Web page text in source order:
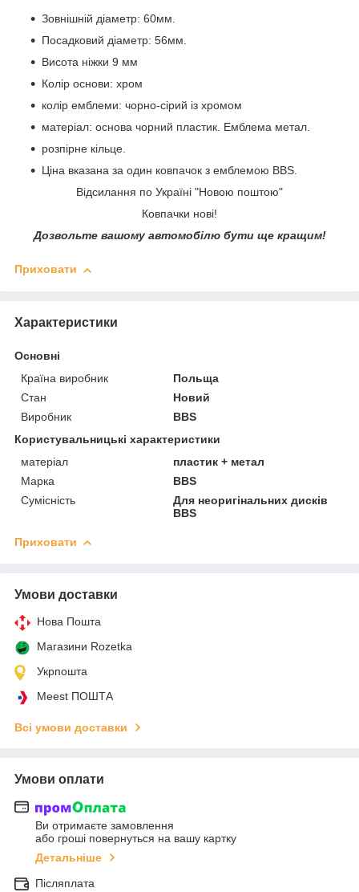
Зовнішній діаметр: 60мм.
Посадковий діаметр: 56мм.
Висота ніжки 9 мм
Колір основи: хром
колір емблеми: чорно-сірий із хромом
матеріал: основа чорний пластик. Емблема метал.
розпірне кільце.
Ціна вказана за один ковпачок з емблемою BBS.
Відсилання по Україні "Новою поштою"
Ковпачки нові!
Дозвольте вашому автомобілю бути ще кращим!
Приховати
Характеристики
Основні
Країна виробник
Польща
Стан
Новий
Виробник
BBS
Користувальницькі характеристики
матеріал
пластик + метал
Марка
BBS
Сумісність
Для неоригінальних дисків
BBS
Приховати
Умови доставки
Нова Пошта
Магазини Rozetka
Укрпошта
Meest ПОШТА
Всі умови доставки
Умови оплати
Ви отримаєте замовлення
або гроші повернуться на вашу картку
Детальніше
Післяплата